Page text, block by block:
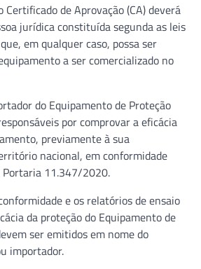
de Aprovação (CA) deverá
jurídica constituída segunda as leis
em qualquer caso, possa ser
a ser comercializado no
do Equipamento de Proteção
por comprovar a eficácia
previamente à sua
nacional, em conformidade
Portaria 11.347/2020.
e os relatórios de ensaio
da proteção do Equipamento de
ser emitidos em nome do
importador.